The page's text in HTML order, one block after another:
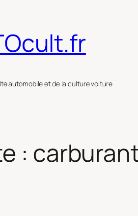
automobile et de la culture voiture
: